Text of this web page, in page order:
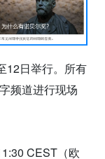
12日举行。所有
频道进行现场
CEST（欧